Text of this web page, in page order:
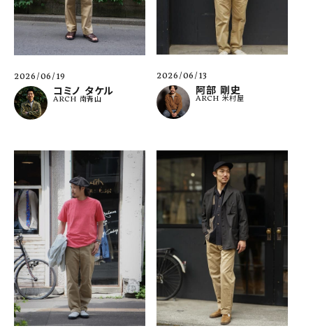
2026/06/19
コミノ タケル
ARCH 南青山
2026/06/13
阿部 剛史
ARCH 米村屋